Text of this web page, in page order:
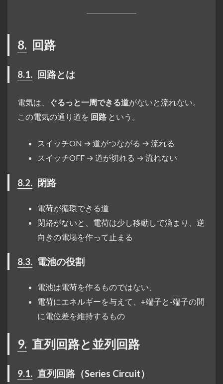
8. 回路
8.1. 回路とは
電気は、 ぐるっと一周できる道がないと流れない。
この電気の通り道を 回路 という。
スイッチON → 道がつながる → 流れる
スイッチOFF → 道が切れる → 流れない
8.2. 閉路
電荷が循環できる道
閉路がないと、電荷は少し移動して溜まり、逆
向きの電場を作って止まる
8.3. 電池の役割
電池は電荷を作るものではない、
電荷にエネルギーを与えて、+端子と-端子の間
に電位差を維持するもの
9. 直列回路と並列回路
9.1. 直列回路（Series Circuit）